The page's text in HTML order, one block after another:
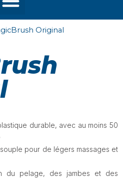
Original
durable, avec au moins 50
pour de légers massages et
du pelage, des jambes et des